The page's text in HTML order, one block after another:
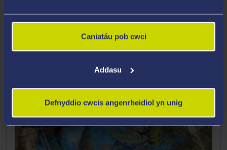
Caniatáu pob cwci
Addasu
Defnyddio cwcis angenrheidiol yn unig